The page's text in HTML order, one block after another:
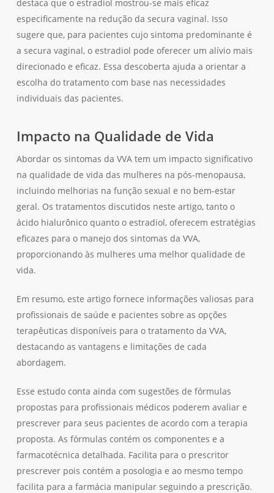
destaca que o estradiol mostrou-se mais eficaz
especificamente na redução da secura vaginal. Isso
sugere que, para pacientes cujo sintoma predominante é
a secura vaginal, o estradiol pode oferecer um alívio mais
direcionado e eficaz. Essa descoberta ajuda a orientar a
escolha do tratamento com base nas necessidades
individuais das pacientes.
Impacto na Qualidade de Vida
Abordar os sintomas da VVA tem um impacto significativo
na qualidade de vida das mulheres na pós-menopausa,
incluindo melhorias na função sexual e no bem-estar
geral. Os tratamentos discutidos neste artigo, tanto o
ácido hialurônico quanto o estradiol, oferecem estratégias
eficazes para o manejo dos sintomas da VVA,
proporcionando às mulheres uma melhor qualidade de
vida.
Em resumo, este artigo fornece informações valiosas para
profissionais de saúde e pacientes sobre as opções
terapêuticas disponíveis para o tratamento da VVA,
destacando as vantagens e limitações de cada
abordagem.
Esse estudo conta ainda com sugestões de fórmulas
propostas para profissionais médicos poderem avaliar e
prescrever para seus pacientes de acordo com a terapia
proposta. As fórmulas contém os componentes e a
farmacotécnica detalhada. Facilita para o prescritor
prescrever pois contém a posologia e ao mesmo tempo
facilita para a farmácia manipular seguindo a prescrição.